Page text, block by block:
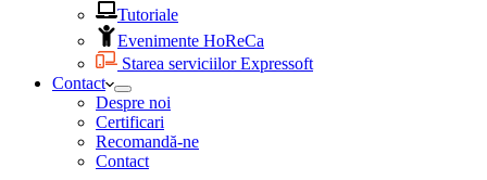
Tutoriale
Evenimente HoReCa
Starea serviciilor Expressoft
Contact
Despre noi
Certificari
Recomandă-ne
Contact